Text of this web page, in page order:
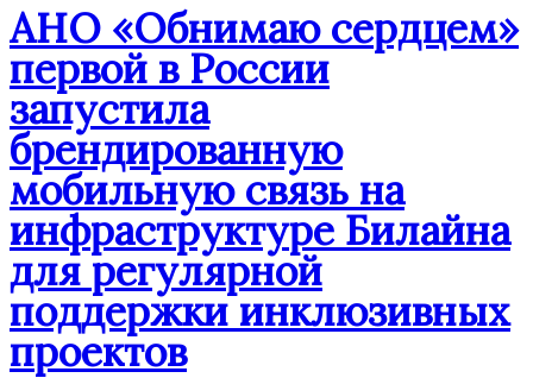
АНО «Обнимаю сердцем»
первой в России
запустила
брендированную
мобильную связь на
инфраструктуре Билайна
для регулярной
поддержки инклюзивных
проектов